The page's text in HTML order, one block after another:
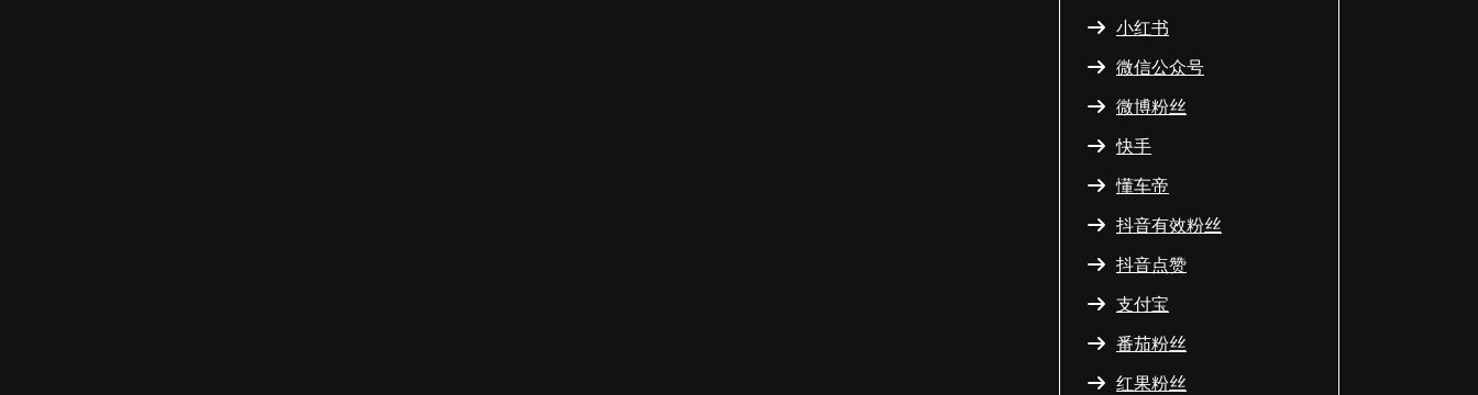
小红书
微信公众号
微博粉丝
快手
懂车帝
抖音有效粉丝
抖音点赞
支付宝
番茄粉丝
红果粉丝